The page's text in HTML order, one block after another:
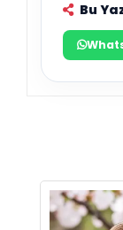
Bu